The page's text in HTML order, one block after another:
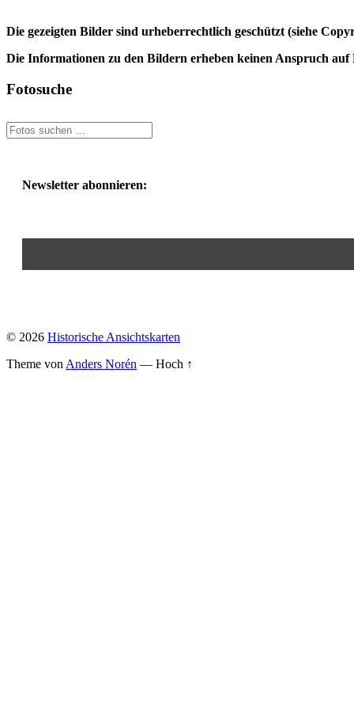
Die gezeigten Bilder sind urheberrechtlich geschützt (siehe
Die Informationen zu den Bildern erheben keinen Anspruch
Fotosuche
Newsletter abonnieren:
© 2026 Historische Ansichtskarten
Theme von Anders Norén — Hoch ↑